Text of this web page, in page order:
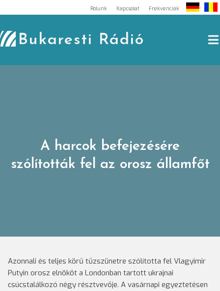
to
content
Rólunk Kapcsolat Frekvenciák
Bukaresti Rádió
A harcok befejezésére
szólították fel az orosz államfőt
Azonnali és teljes körű tűzszünetre szólította fel Vlagyimir
Putyin orosz elnököt a Londonban tartott ukrajnai
csúcstalálkozó négy résztvevője. A vasárnapi egyeztetésen